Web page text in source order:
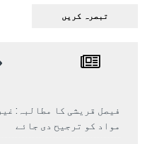
فیصل قریشی کا مطالبہ:
مواد کو ترجیح دی جائے